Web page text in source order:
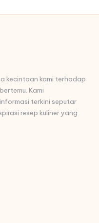
kecintaan kami terhadap
Kami
terkini seputar
resep kuliner yang